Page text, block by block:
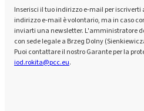
Inserisci il tuo indirizzo e-mail per iscriverti
indirizzo e-mail è volontario, ma in caso
inviarti una newsletter. L'amministratore
con sede legale a Brzeg Dolny
Puoi contattare il nostro Garante per la
iod.rokita@pcc.eu.